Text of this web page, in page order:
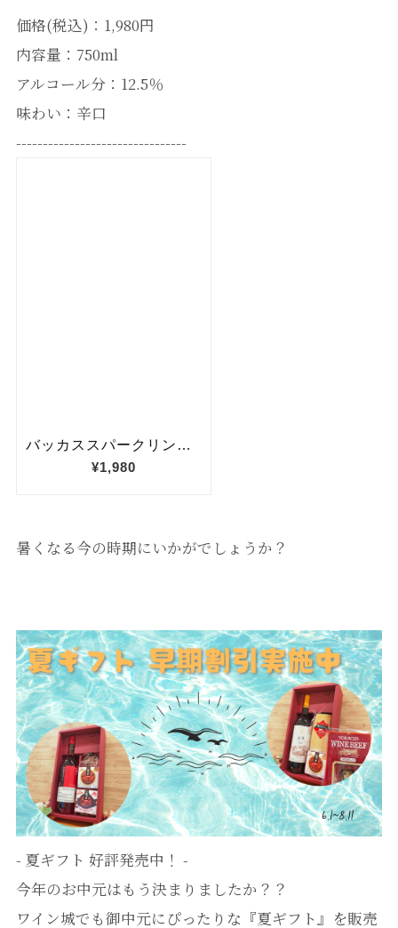
価格(税込)：1,980円
内容量：750ml
アルコール分：12.5％
味わい：辛口
--------------------------------
暑くなる今の時期にいかがでしょうか？
- 夏ギフト 好評発売中！ -
今年のお中元はもう決まりましたか？？
ワイン城でも御中元にぴったりな『夏ギフト』を販売